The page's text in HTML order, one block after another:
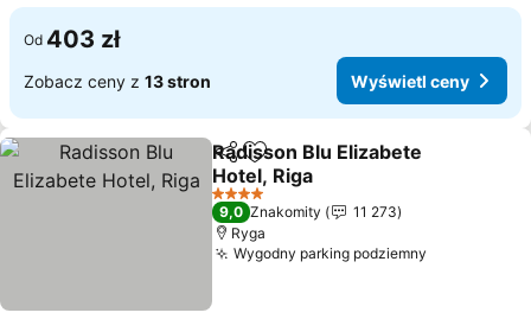
Od 403 zł
Zobacz ceny z 13 stron Wyświetl ceny
UdostępnijDodaj do ulubionych
Radisson Blu Elizabete
Hotel, Riga
4 Kategoria
9,0 Znakomity
11 273
Ryga
Wygodny parking podziemny